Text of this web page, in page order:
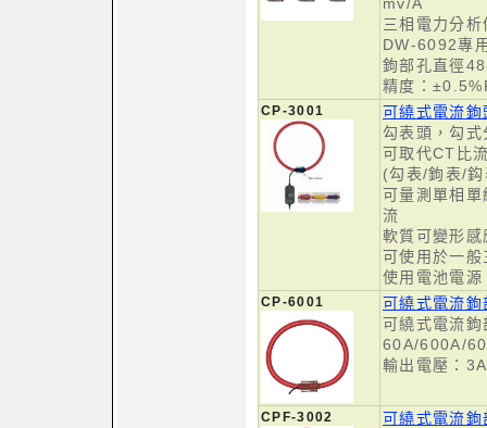
三相電力分析
DW-6092專
鉤部孔直徑
精度：
CP-3001
可繞式電流
勾表頭，勾
可取代CT比
(勾表/鉤表/
可量測單相
流
軟質可變形
可使用於一
使用電池電源
CP-6001
可繞式電流鉤
可繞式電流
60A/600A/
輸出電壓：
CPF-3002
可繞式電流鉤